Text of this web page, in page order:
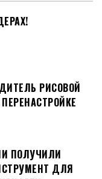
РИСОВОЙ
ПОЛУЧИЛИ
ДЛЯ